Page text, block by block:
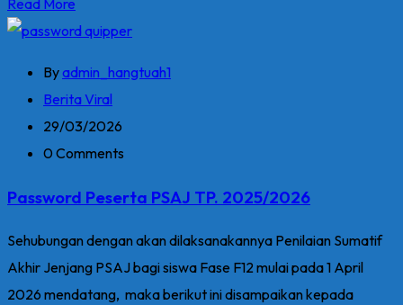
Byadmin_hangtuah1
Berita Viral
29/03/2026
0 Comments
Password Peserta PSAJ TP. 2025/2026
Sehubungan dengan akan dilaksanakannya Penilaian Sumatif
Akhir Jenjang PSAJ bagi siswa Fase F12 mulai pada 1 April
2026 mendatang, maka berikut ini disampaikan kepada